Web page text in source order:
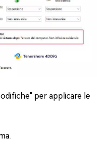
per applicare le